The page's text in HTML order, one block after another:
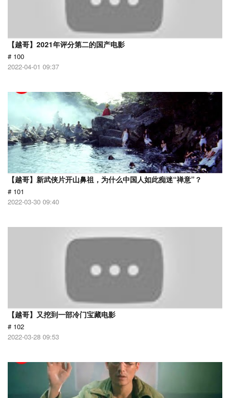
【越哥】2021年评分第二的国产电影
# 100
2022-04-01 09:37
【越哥】新武侠片开山鼻祖，为什么中国人如此痴迷“禅意”？
# 101
2022-03-30 09:40
【越哥】又挖到一部冷门宝藏电影
# 102
2022-03-28 09:53